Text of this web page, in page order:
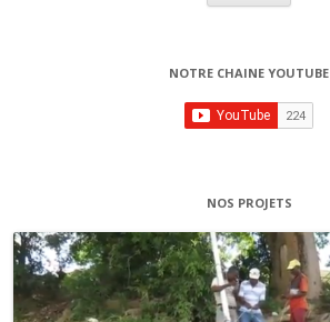
NOTRE CHAINE YOUTUBE
NOS PROJETS